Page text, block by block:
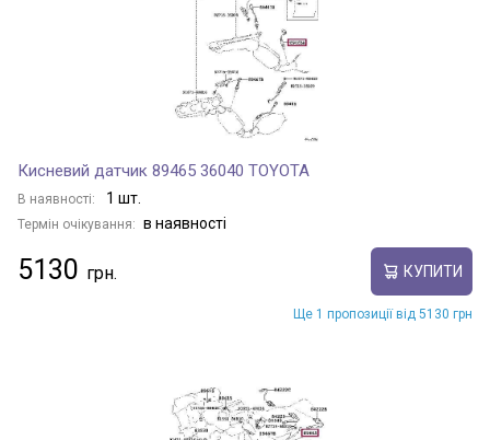
GR 86
GT 86
Кисневий датчик 89465 36040 TOYOTA
В наявності: 1 шт.
Термін очікування: в наявності
5130 КУПИТИ
Ще 1 пропозиції від 5130 грн